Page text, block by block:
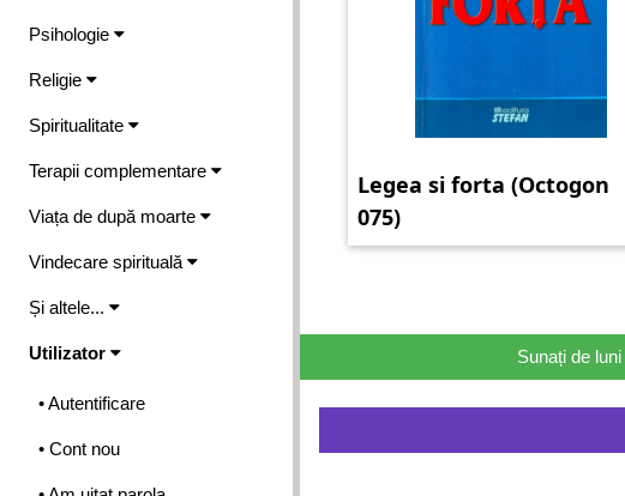
Psihologie
Religie
Spiritualitate
Terapii complementare
Viața de după moarte
Vindecare spirituală
Și altele...
Utilizator
• Autentificare
• Cont nou
Legea si forta (Octogon
075)
Sunați de